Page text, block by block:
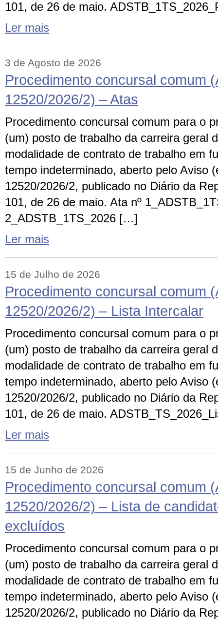
101, de 26 de maio.
Ler mais
3 de Agosto de 2026
Procedimento concursal comum
12520/2026/2) – Atas
Procedimento concursal comum para o
(um) posto de trabalho da carreira geral
modalidade de contrato de trabalho em
tempo indeterminado, aberto pelo Aviso
12520/2026/2, publicado no Diário da
101, de 26 de maio. Ata nº
2_ADSTB_1TS_2026 […]
Ler mais
15 de Julho de 2026
Procedimento concursal comum
12520/2026/2) – Lista Intercalar
Procedimento concursal comum para o
(um) posto de trabalho da carreira geral
modalidade de contrato de trabalho em
tempo indeterminado, aberto pelo Aviso
12520/2026/2, publicado no Diário da
101, de 26 de maio.
Ler mais
15 de Junho de 2026
Procedimento concursal comum
12520/2026/2) – Lista de
excluídos
Procedimento concursal comum para o
(um) posto de trabalho da carreira geral
modalidade de contrato de trabalho em
tempo indeterminado, aberto pelo Aviso
12520/2026/2, publicado no Diário da